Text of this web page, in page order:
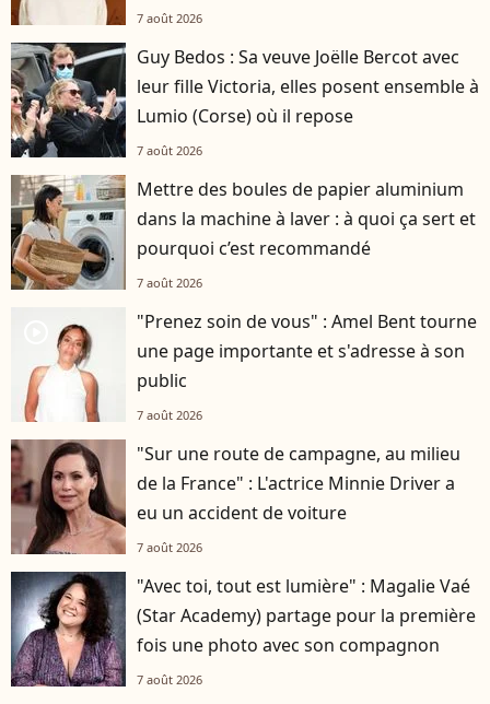
7 août 2026
Guy Bedos : Sa veuve Joëlle Bercot avec
leur fille Victoria, elles posent ensemble à
Lumio (Corse) où il repose
7 août 2026
Mettre des boules de papier aluminium
dans la machine à laver : à quoi ça sert et
pourquoi c’est recommandé
7 août 2026
"Prenez soin de vous" : Amel Bent tourne
une page importante et s'adresse à son
public
7 août 2026
"Sur une route de campagne, au milieu
de la France" : L'actrice Minnie Driver a
eu un accident de voiture
7 août 2026
"Avec toi, tout est lumière" : Magalie Vaé
(Star Academy) partage pour la première
fois une photo avec son compagnon
7 août 2026